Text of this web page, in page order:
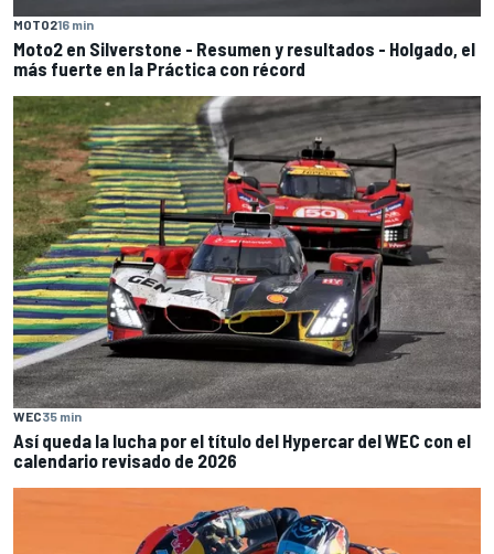
MOTO216 min
Moto2 en Silverstone - Resumen y resultados - Holgado, el
más fuerte en la Práctica con récord
WEC35 min
Así queda la lucha por el título del Hypercar del WEC con el
calendario revisado de 2026